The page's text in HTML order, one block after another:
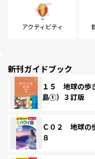
アクティビティ
新刊ガイドブック
１５ 地球の
島①）３訂版
Ｃ０２ 地球の
８